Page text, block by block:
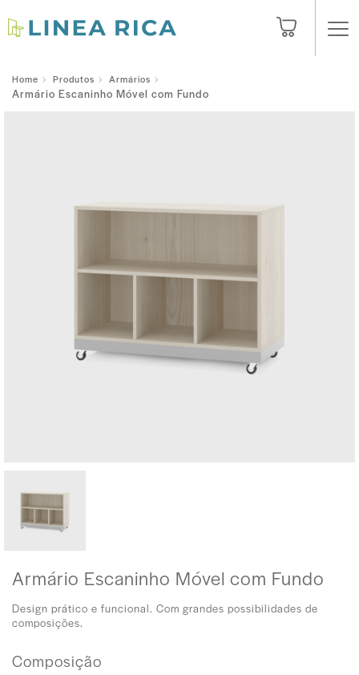
Home Produtos Armários
Armário Escaninho Móvel com Fundo
Armário Escaninho Móvel com Fundo
Design prático e funcional. Com grandes possibilidades de
composições.
Composição